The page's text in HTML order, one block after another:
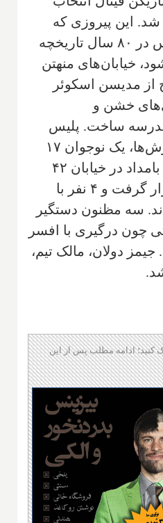
این پیروزی که
سومین قهرمانی نیکس در ۸۰ سال تاریخچه
خیابان‌های منهتن
از مدیسن اسکوئر
خشن و
ساخت. پلیس
اعلام کرد در این شورش‌ها، یک نوجوان ۱۷
ساله حوالی ساعت ۲ بامداد در خیابان ۴۲
مورد اصابت گلوله قرار گرفت و ۴ نفر با
سه مظنون دستگیر
چون درگیری با افسر
دولان، مالک تیم،
کنید؛ ادامه مطلب پس از این